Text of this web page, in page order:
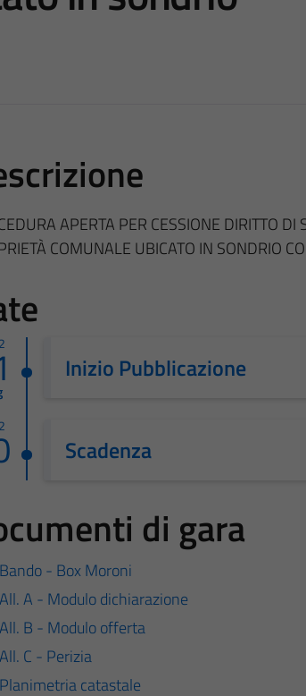
APERTA PER CESSIONE DIRITTO
COMUNALE UBICATO IN SONDRIO
Inizio Pubblicazione
Scadenza
di gara
Bando - Box Moroni
All. A - Modulo dichiarazione
All. B - Modulo offerta
All. C - Perizia
Planimetria catastale